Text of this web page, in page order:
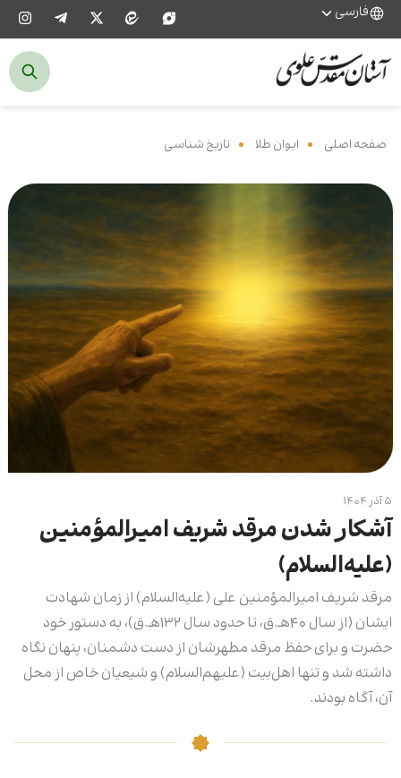
فارسی
صفحه اصلی ایوان طلا تاریخ شناسی
۵ آذر ۱۴۰۴
آشکار شدن مرقد شریف امیرالمؤمنین
(علیه‌السلام)
مرقد شریف امیرالمؤمنین علی (علیه‌السلام) از زمان شهادت
ایشان (از سال ۴۰هـ.ق، تا حدود سال ۱۳۲هـ.ق)، به دستور خود
حضرت و برای حفظ مرقد مطهرشان از دست دشمنان، پنهان نگاه
داشته شد و تنها اهل‌بیت (علیهم‌السلام) و شیعیان خاص از محل
آن، آگاه بودند.